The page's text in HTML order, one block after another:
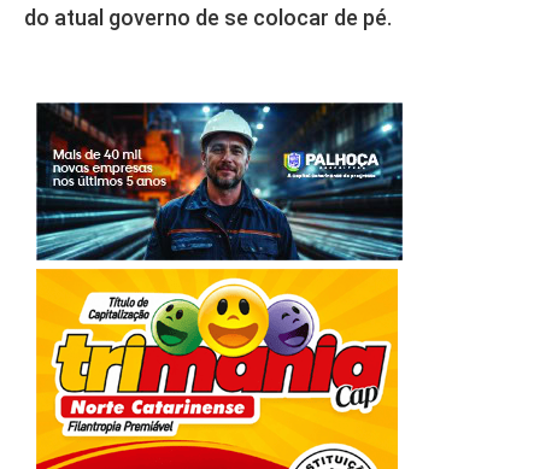
do atual governo de se colocar de pé.